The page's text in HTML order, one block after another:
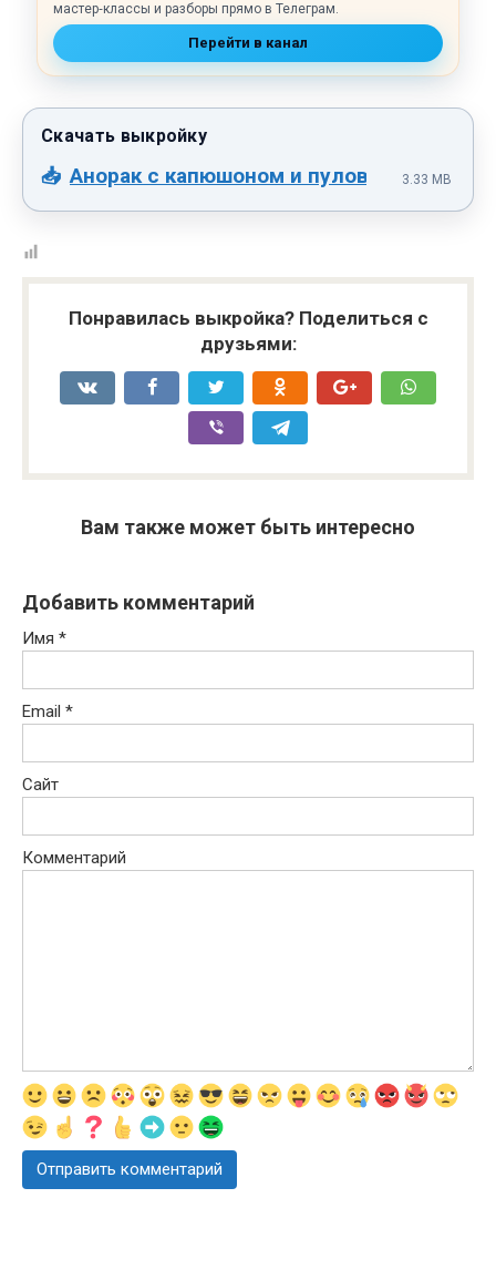
мастер‑классы и разборы прямо в Телеграм.
Перейти в канал
Анорак с капюшоном и пуловеры.pdf
3.33 MB
Понравилась выкройка? Поделиться с
друзьями:
Вам также может быть интересно
Добавить комментарий
Имя *
Email *
Сайт
Комментарий